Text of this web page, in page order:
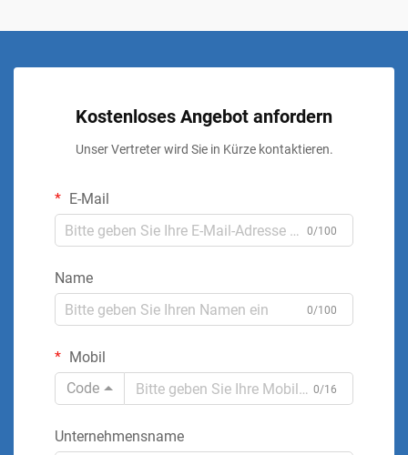
Kostenloses Angebot anfordern
Unser Vertreter wird Sie in Kürze kontaktieren.
E-Mail
0/100
Name
0/100
Mobil
Code
0/16
Unternehmensname